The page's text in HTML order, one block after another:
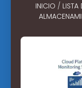
INICIO / LISTA